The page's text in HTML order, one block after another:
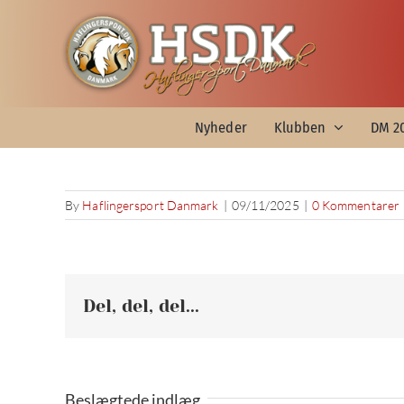
Nyheder Klubben DM
By Haflingersport Danmark | 09/11/2025 | 0 Kommentarer
Del, del, del...
Beslægtede indlæg